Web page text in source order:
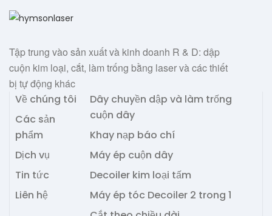
Tập trung vào sản xuất và kinh doanh R & D: dập
cuộn kim loại, cắt, làm trống bằng laser và các thiết
bị tự động khác
Về chúng tôi
Các sản
phẩm
Dịch vụ
Tin tức
Liên hệ
Dây chuyền dập và làm trống
cuộn dây
Khay nạp báo chí
Máy ép cuộn dây
Decoiler kim loại tấm
Máy ép tóc Decoiler 2 trong 1